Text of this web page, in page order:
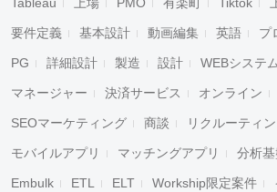
Tableau 上場 PMO 有楽町 Tiktok
要件定義 基本設計 動画編集 英語 プ
PG 詳細設計 製造 設計 WEBシステ
マネージャー 決済サービス オンライン
SEOマーケティング 商談 リクルーティ
モバイルアプリ マッチングアプリ 分析基
Embulk ETL ELT Workship限定案件